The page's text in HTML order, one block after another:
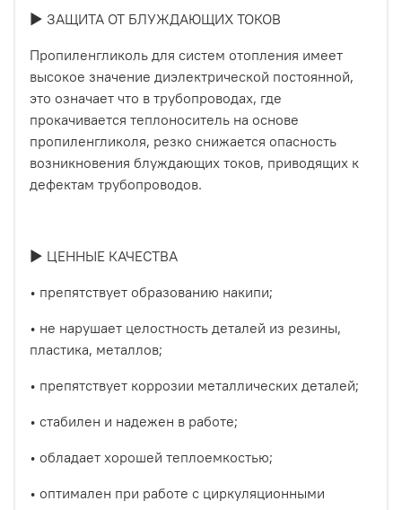
► ЗАЩИТА ОТ БЛУЖДАЮЩИХ ТОКОВ
Пропиленгликоль для систем отопления имеет
высокое значение диэлектрической постоянной,
это означает что в трубопроводах, где
прокачивается теплоноситель на основе
пропиленгликоля, резко снижается опасность
возникновения блуждающих токов, приводящих к
дефектам трубопроводов.
► ЦЕННЫЕ КАЧЕСТВА
• препятствует образованию накипи;
• не нарушает целостность деталей из резины,
пластика, металлов;
• препятствует коррозии металлических деталей;
• стабилен и надежен в работе;
• обладает хорошей теплоемкостью;
• оптимален при работе с циркуляционными